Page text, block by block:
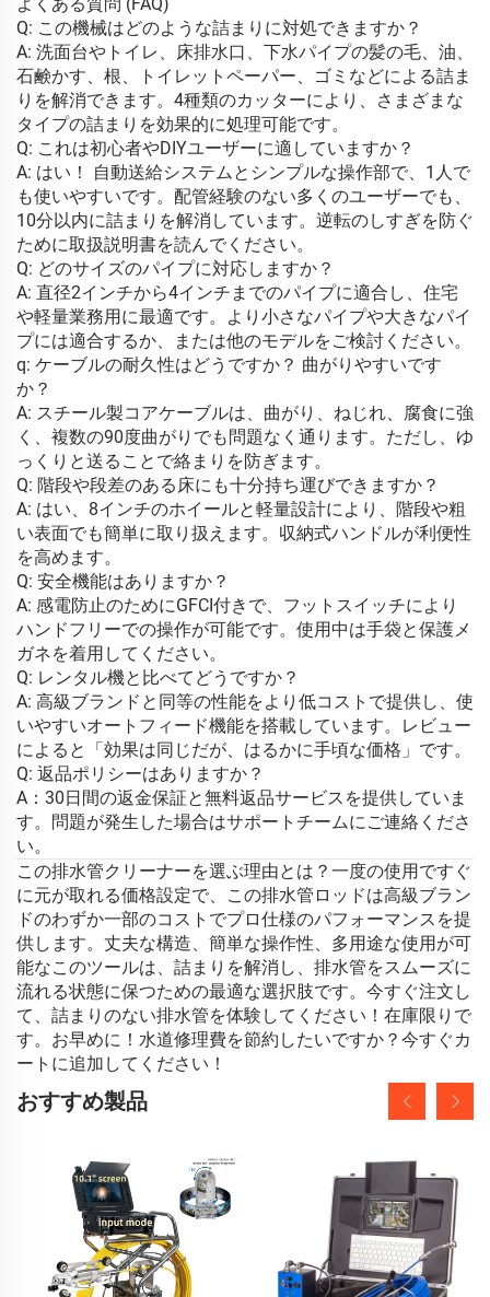
よくある質問 (FAQ)
Q: この機械はどのような詰まりに対処できますか？
A: 洗面台やトイレ、床排水口、下水パイプの髪の毛、油、
石鹸かす、根、トイレットペーパー、ゴミなどによる詰ま
りを解消できます。4種類のカッターにより、さまざまな
タイプの詰まりを効果的に処理可能です。
Q: これは初心者やDIYユーザーに適していますか？
A: はい！ 自動送給システムとシンプルな操作部で、1人で
も使いやすいです。配管経験のない多くのユーザーでも、
10分以内に詰まりを解消しています。逆転のしすぎを防ぐ
ために取扱説明書を読んでください。
Q: どのサイズのパイプに対応しますか？
A: 直径2インチから4インチまでのパイプに適合し、住宅
や軽量業務用に最適です。より小さなパイプや大きなパイ
プには適合するか、または他のモデルをご検討ください。
q: ケーブルの耐久性はどうですか？ 曲がりやすいです
か？
A: スチール製コアケーブルは、曲がり、ねじれ、腐食に強
く、複数の90度曲がりでも問題なく通ります。ただし、ゆ
っくりと送ることで絡まりを防ぎます。
Q: 階段や段差のある床にも十分持ち運びできますか？
A: はい、8インチのホイールと軽量設計により、階段や粗
い表面でも簡単に取り扱えます。収納式ハンドルが利便性
を高めます。
Q: 安全機能はありますか？
A: 感電防止のためにGFCI付きで、フットスイッチにより
ハンドフリーでの操作が可能です。使用中は手袋と保護メ
ガネを着用してください。
Q: レンタル機と比べてどうですか？
A: 高級ブランドと同等の性能をより低コストで提供し、使
いやすいオートフィード機能を搭載しています。レビュー
によると「効果は同じだが、はるかに手頃な価格」です。
Q: 返品ポリシーはありますか？
A：30日間の返金保証と無料返品サービスを提供していま
す。問題が発生した場合はサポートチームにご連絡くださ
い。
この排水管クリーナーを選ぶ理由とは？一度の使用ですぐ
に元が取れる価格設定で、この排水管ロッドは高級ブラン
ドのわずか一部のコストでプロ仕様のパフォーマンスを提
供します。丈夫な構造、簡単な操作性、多用途な使用が可
能なこのツールは、詰まりを解消し、排水管をスムーズに
流れる状態に保つための最適な選択肢です。今すぐ注文し
て、詰まりのない排水管を体験してください！在庫限りで
す。お早めに！水道修理費を節約したいですか？今すぐカ
ートに追加してください！
おすすめ製品